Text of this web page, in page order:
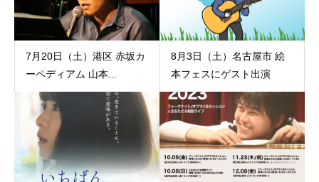
7月20日（土）港区 赤坂カ
ーペディアム 山本...
8月3日（土）名古屋市 絵
本フェスにゲスト出演